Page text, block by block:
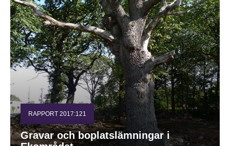
RAPPORT 2017:121
Gravar och boplatslämningar i